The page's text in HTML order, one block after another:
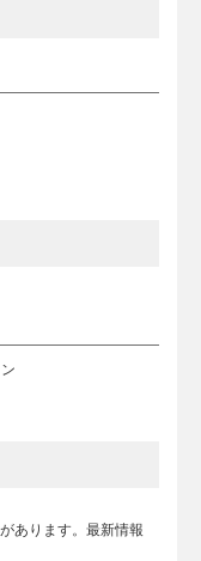
あります。最新情報